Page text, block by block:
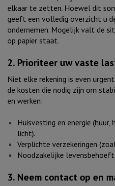
elkaar te zetten. Hoewel dit
geeft een volledig overzicht u
ondernemen. Mogelijk valt de
op papier staat.
2. Prioriteer uw vaste
Niet elke rekening is even
de kosten die nodig zijn om
en werken:
Huisvesting en energie (huur,
licht).
Verplichte verzekeringen
Noodzakelijke
3. Neem contact op en